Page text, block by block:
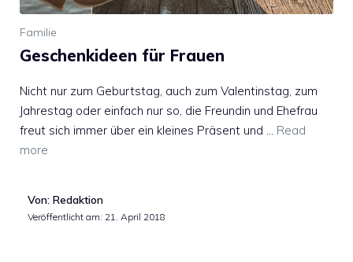
Familie
Geschenkideen für Frauen
Nicht nur zum Geburtstag, auch zum Valentinstag, zum
Jahrestag oder einfach nur so, die Freundin und Ehefrau
freut sich immer über ein kleines Präsent und … Read
more
Von: Redaktion
Veröffentlicht am: 21. April 2018